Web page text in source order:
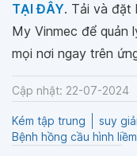
TẠI ĐÂY. Tải và đặt
My Vinmec để quản
mọi nơi ngay trên
Cập nhật: 22-07-2024
Kém tập trung suy
Bệnh hồng cầu hình liềm